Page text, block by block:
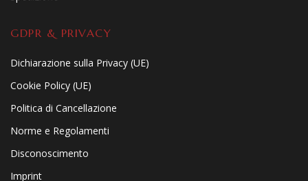
GDPR & PRIVACY
Dichiarazione sulla Privacy (UE)
Cookie Policy (UE)
Politica di Cancellazione
Norme e Regolamenti
Disconoscimento
Imprint